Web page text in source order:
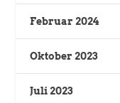
Februar 2024
Oktober 2023
Juli 2023